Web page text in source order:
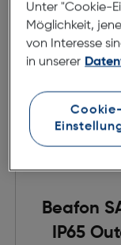
Beafon
IP65
Unter "Cookie-
Möglichkeit,
von Interesse
in unserer
Cookie-